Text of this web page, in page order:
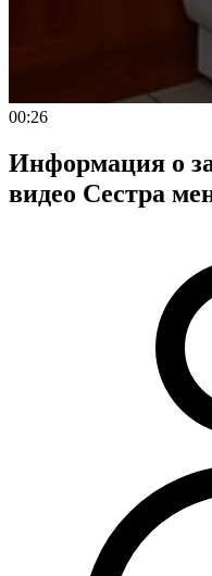
00:26
Информация о
видео Сестра